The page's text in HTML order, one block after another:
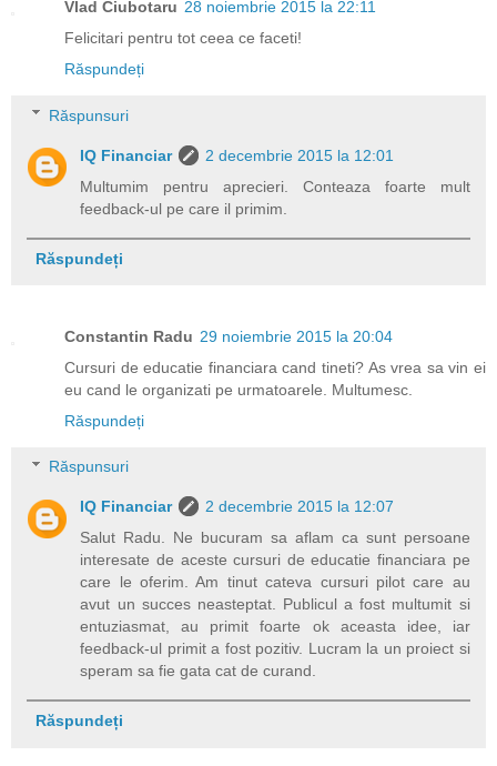
Vlad Ciubotaru 28 noiembrie 2015 la 22:11
Felicitari pentru tot ceea ce faceti!
Răspundeți
Răspunsuri
IQ Financiar
2 decembrie 2015 la 12:01
Multumim pentru aprecieri. Conteaza foarte mult
feedback-ul pe care il primim.
Răspundeți
Constantin Radu 29 noiembrie 2015 la 20:04
Cursuri de educatie financiara cand tineti? As vrea sa vin ei
eu cand le organizati pe urmatoarele. Multumesc.
Răspundeți
Răspunsuri
IQ Financiar
2 decembrie 2015 la 12:07
Salut Radu. Ne bucuram sa aflam ca sunt persoane
interesate de aceste cursuri de educatie financiara pe
care le oferim. Am tinut cateva cursuri pilot care au
avut un succes neasteptat. Publicul a fost multumit si
entuziasmat, au primit foarte ok aceasta idee, iar
feedback-ul primit a fost pozitiv. Lucram la un proiect si
speram sa fie gata cat de curand.
Răspundeți